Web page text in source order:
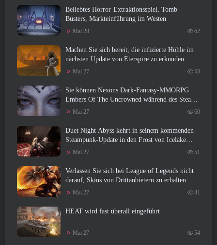
Beliebtes Horror-Extraktionsspiel, Tomb
Busters, Markteinführung im Westen
Mai 28 62
Machen Sie sich bereit, die infizierte Höhle im
nächsten Update von Eterspire zu erkunden
Mai 27 53
Sie können Nexons Dark-Fantasy-MMORPG
Embers Of The Uncrowned während des Steam
Next Fest ausprobieren
Mai 27 60
Duet Night Abyss kehrt in seinem kommenden
Steampunk-Update in den Frost von Icelake
zurückMai 27 51
Verlassen Sie sich bei League of Legends nicht
darauf, Skins von Drittanbietern zu erhalten
Mai 27 31
HEAT wird fast überall eingeführt
Mai 27 54